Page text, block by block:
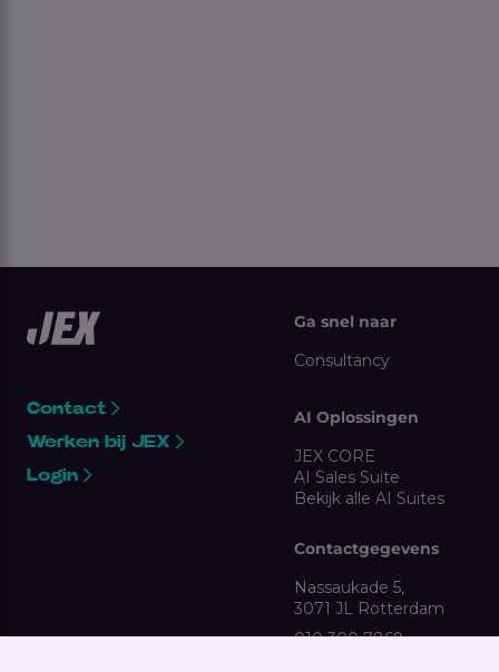
Contact
Werken bij JEX
Login
Ga snel naar
Consultancy
AI Oplossingen
JEX CORE
AI Sales Suite
Bekijk alle AI Suites
Contactgegevens
Nassaukade 5,
3071 JL Rotterdam
010 300 7869